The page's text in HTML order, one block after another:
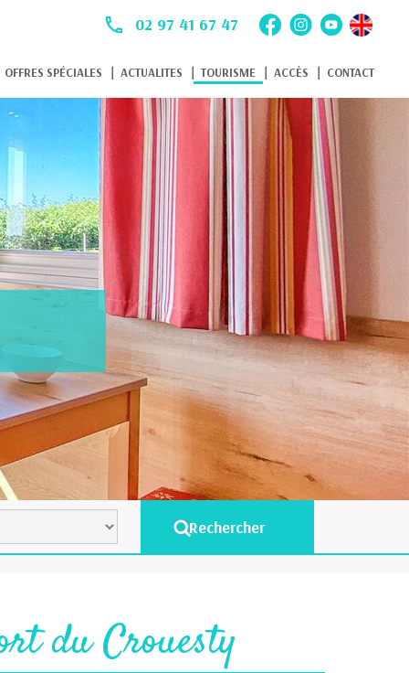
02 97 41 67 47
OFFRES SPÉCIALES ACTUALITES TOURISME ACCÈS CONTACT
du Crouesty